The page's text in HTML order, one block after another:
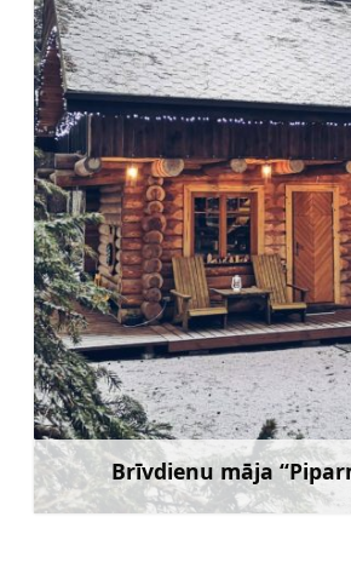
Brīvdienu māja